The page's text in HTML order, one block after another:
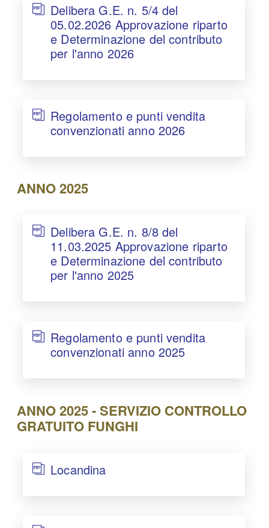
Delibera G.E. n. 5/4 del
05.02.2026 Approvazione riparto
e Determinazione del contributo
per l'anno 2026
Regolamento e punti vendita
convenzionati anno 2026
ANNO 2025
Delibera G.E. n. 8/8 del
11.03.2025 Approvazione riparto
e Determinazione del contributo
per l'anno 2025
Regolamento e punti vendita
convenzionati anno 2025
ANNO 2025 - SERVIZIO CONTROLLO
GRATUITO FUNGHI
Locandina